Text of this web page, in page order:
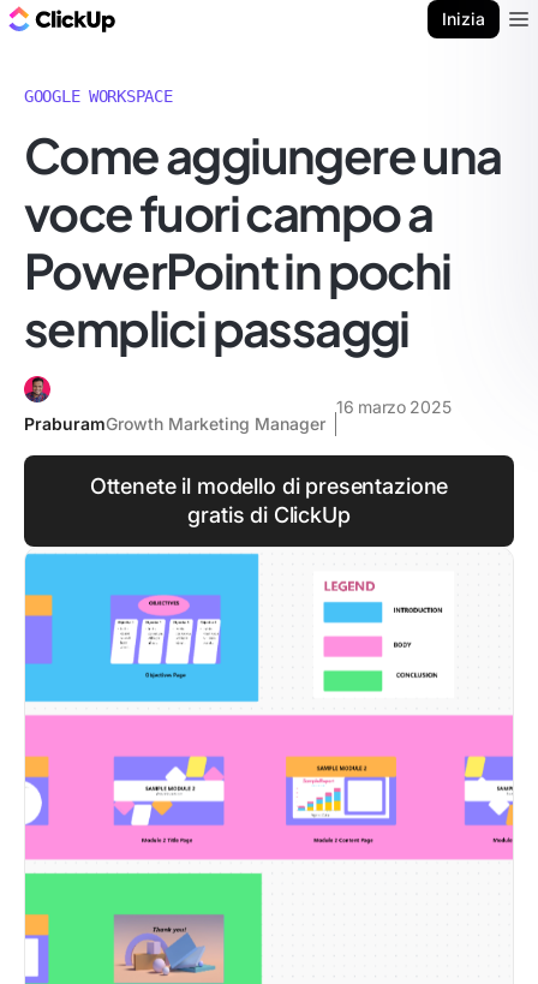
Inizia
GOOGLE WORKSPACE
Come aggiungere una
voce fuori campo a
PowerPoint in pochi
semplici passaggi
PraburamGrowth Marketing Manager
16 marzo 2025
Ottenete il modello di presentazione
gratis di ClickUp